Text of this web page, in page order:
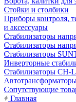
Стойки и столбики
Приборы контроля,
и аксессуары
Стабилизаторы
Стабилизаторы
Стабилизаторы
Инверторные
Стабилизаторы СН-
Сопутствующие
Главная